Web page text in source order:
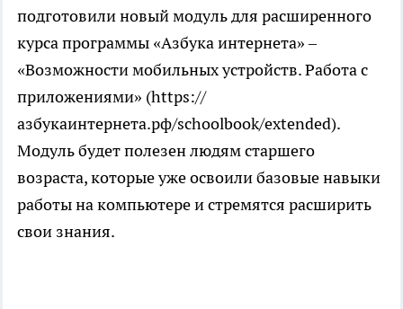
подготовили новый модуль для расширенного
курса программы «Азбука интернета» –
«Возможности мобильных устройств. Работа с
приложениями» (https://
азбукаинтернета.рф/schoolbook/extended).
Модуль будет полезен людям старшего
возраста, которые уже освоили базовые навыки
работы на компьютере и стремятся расширить
свои знания.